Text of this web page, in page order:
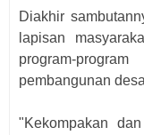
Diakhir
lapisan
program-
pembangunan
"Kekompakan